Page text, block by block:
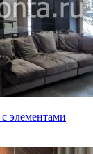
элементами